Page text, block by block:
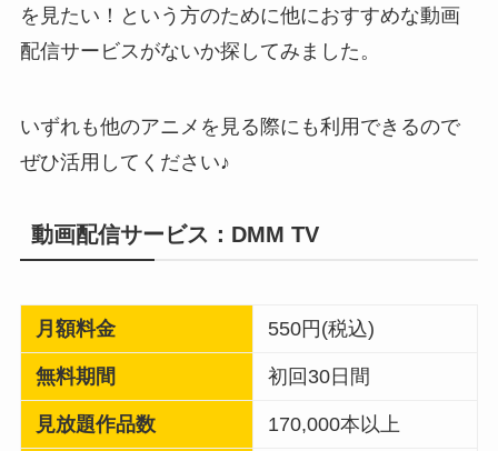
を見たい！という方のために他におすすめな動画
配信サービスがないか探してみました。
いずれも他のアニメを見る際にも利用できるので
ぜひ活用してください♪
動画配信サービス：DMM TV
月額料金 550円(税込)
無料期間 初回30日間
見放題作品数 170,000本以上